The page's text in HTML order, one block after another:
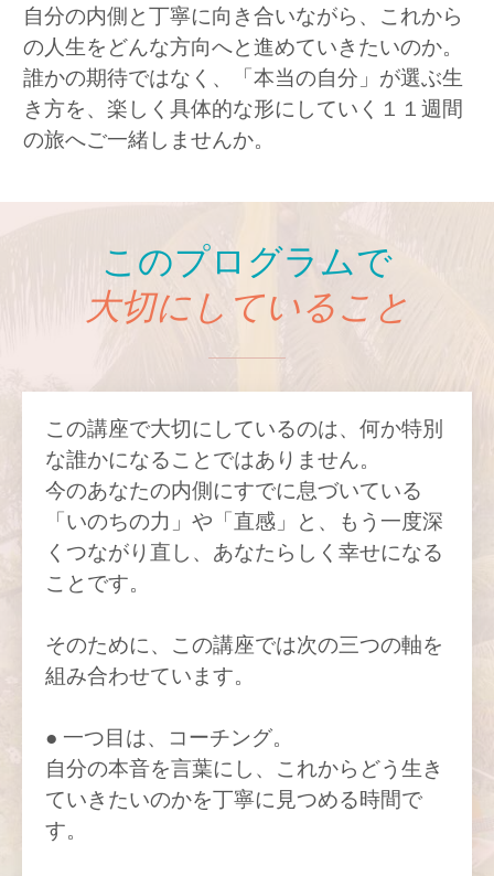
自分の内側と丁寧に向き合いながら、これから
の人生をどんな方向へと進めていきたいのか。
誰かの期待ではなく、「本当の自分」が選ぶ生
き方を、楽しく具体的な形にしていく１１週間
の旅へご一緒しませんか。
このプログラムで
大切にしていること
この講座で大切にしているのは、何か特別
な誰かになることではありません。
今のあなたの内側にすでに息づいている
「いのちの力」や「直感」と、もう一度深
くつながり直し、あなたらしく幸せになる
ことです。
そのために、この講座では次の三つの軸を
組み合わせています。
● 一つ目は、コーチング。
自分の本音を言葉にし、これからどう生き
ていきたいのかを丁寧に見つめる時間で
す。